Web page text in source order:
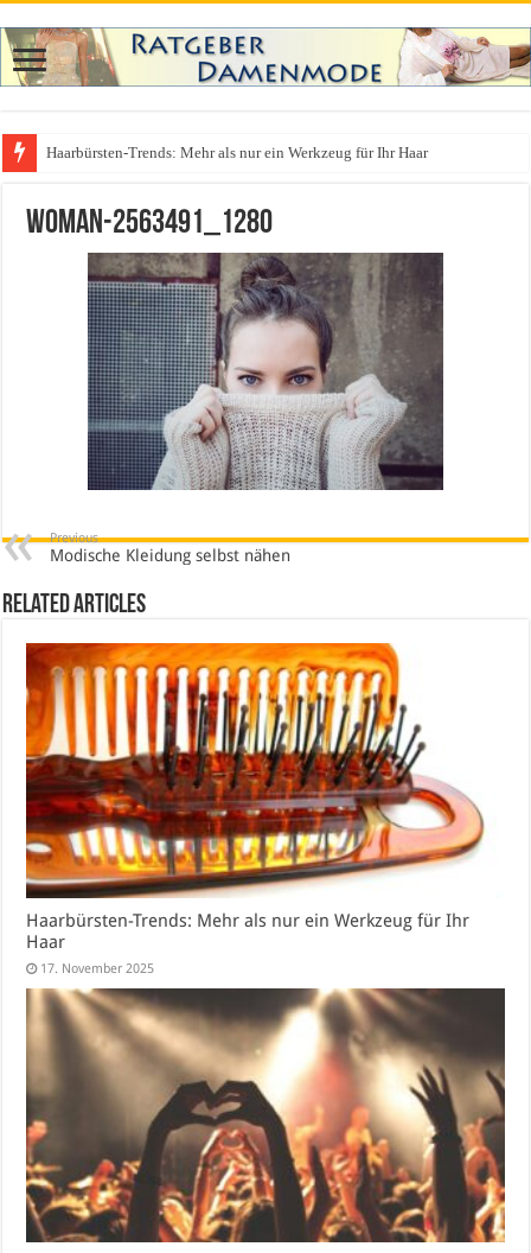
Haarbürsten-Trends: Mehr als nur ein Werkzeug für Ihr Haar
Was zieht man auf ein Festival an? Dein ultimativer Styleguide für die
woman-2563491_1280
Previous
Modische Kleidung selbst nähen
Related Articles
Haarbürsten-Trends: Mehr als nur ein Werkzeug für Ihr
Haar
17. November 2025